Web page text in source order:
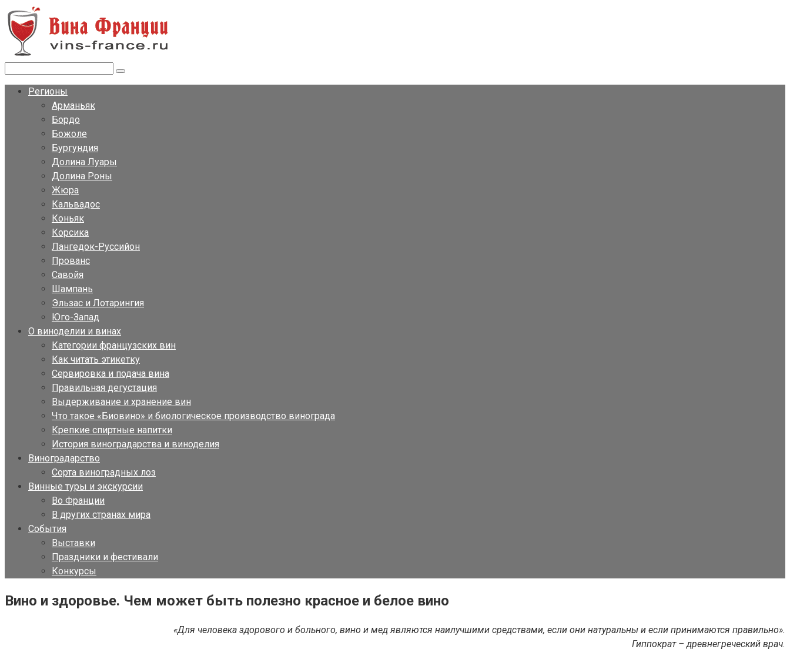
Перейти
к
контенту
Регионы
Арманьяк
Бордо
Божоле
Бургундия
Долина Луары
Долина Роны
Жюра
Кальвадос
Коньяк
Корсика
Лангедок-Руссийон
Прованс
Савойя
Шампань
Эльзас и Лотарингия
Юго-Запад
О виноделии и винах
Категории французских вин
Как читать этикетку
Сервировка и подача вина
Правильная дегустация
Выдерживание и хранение вин
Что такое «Биовино» и биологическое производство винограда
Крепкие спиртные напитки
История виноградарства и виноделия
Виноградарство
Сорта виноградных лоз
Винные туры и экскурсии
Во Франции
В других странах мира
События
Выставки
Праздники и фестивали
Конкурсы
Вино и здоровье. Чем может быть полезно красное и белое вино
«Для человека здорового и больного, вино и мед являются наилучшими средствами, если они натуральны и если принимаются правильно».
Гиппократ – древнегреческий врач.